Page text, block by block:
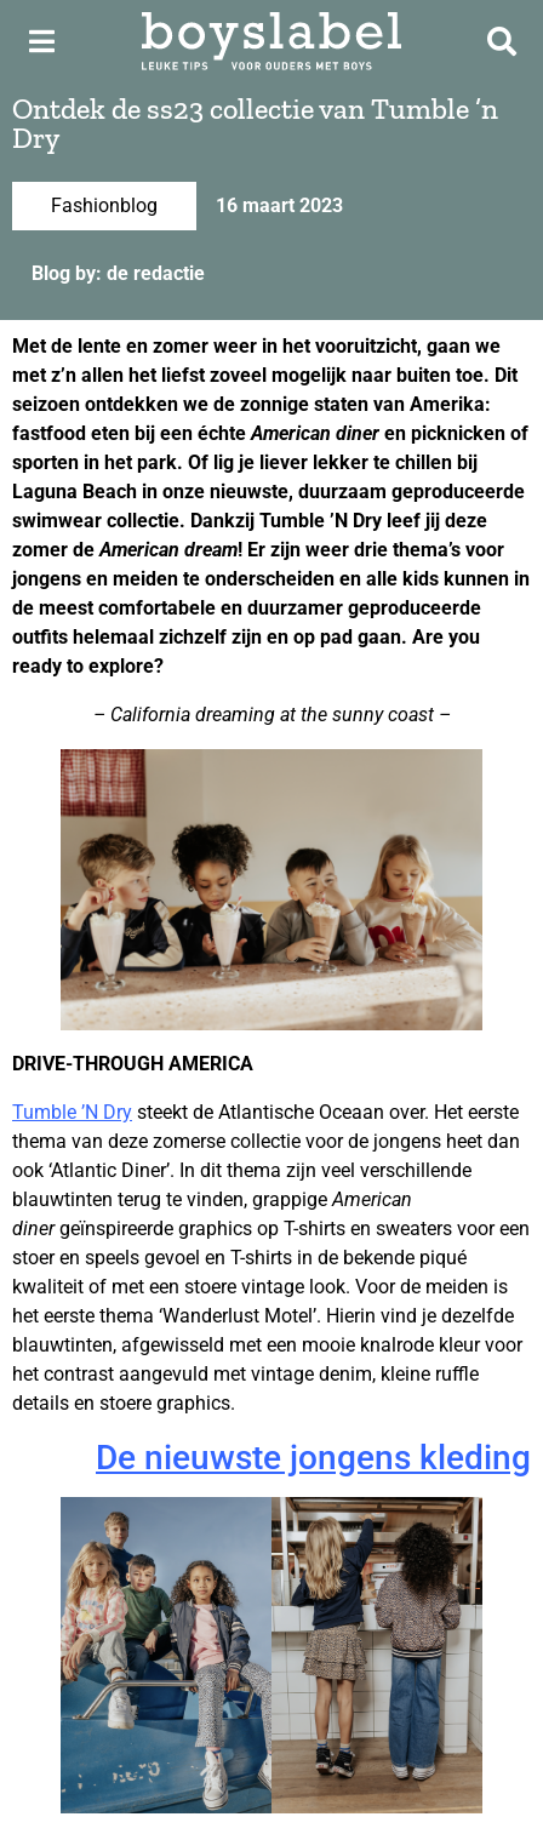
Ontdek de ss23 collectie van Tumble ’n
Dry
Fashionblog 16 maart 2023
Blog by: de redactie
Met de lente en zomer weer in het vooruitzicht, gaan we
met z’n allen het liefst zoveel mogelijk naar buiten toe. Dit
seizoen ontdekken we de zonnige staten van Amerika:
fastfood eten bij een échteAmerican diner en picknicken of
sporten in het park. Of lig je liever lekker te chillen bij
Laguna Beach in onze nieuwste, duurzaam geproduceerde
swimwear collectie. Dankzij Tumble ’N Dry leef jij deze
zomer deAmerican dream! Er zijn weer drie thema’s voor
jongens en meiden te onderscheiden en alle kids kunnen in
de meest comfortabele en duurzamer geproduceerde
outfits helemaal zichzelf zijn en op pad gaan. Are you
ready to explore?
– California dreaming at the sunny coast –
DRIVE-THROUGH AMERICA
Tumble ’N Dry steekt de Atlantische Oceaan over. Het eerste
thema van deze zomerse collectie voor de jongens heet dan
ook ‘Atlantic Diner’. In dit thema zijn veel verschillende
blauwtinten terug te vinden, grappigeAmerican
dinergeïnspireerde graphics op T-shirts en sweaters voor een
stoer en speels gevoel en T-shirts in de bekende piqué
kwaliteit of met een stoere vintage look. Voor de meiden is
het eerste thema ‘Wanderlust Motel’. Hierin vind je dezelfde
blauwtinten, afgewisseld met een mooie knalrode kleur voor
het contrast aangevuld met vintage denim, kleine ruffle
details en stoere graphics.
De nieuwste jongens kleding